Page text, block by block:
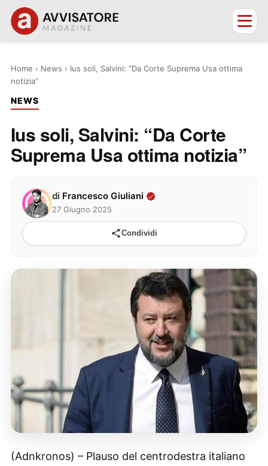
Home › News › Ius soli, Salvini: “Da Corte Suprema Usa ottima
notizia”
NEWS
Ius soli, Salvini: “Da Corte
Suprema Usa ottima notizia”
di Francesco Giuliani
27 Giugno 2025
Condividi
(Adnkronos) – Plauso del centrodestra italiano